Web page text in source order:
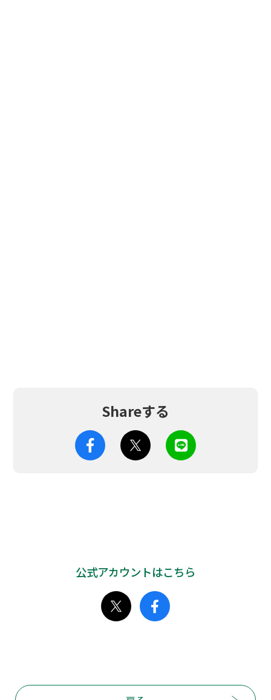
Shareする
公式アカウントはこちら